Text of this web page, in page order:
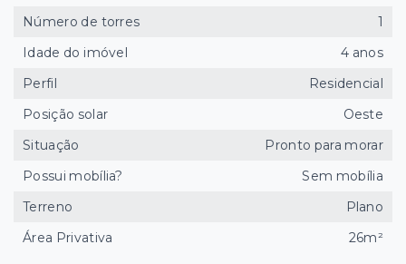
Número de torres
1
Idade do imóvel
4 anos
Perfil
Residencial
Posição solar
Oeste
Situação
Pronto para morar
Possui mobília?
Sem mobília
Terreno
Plano
Área Privativa
26m²